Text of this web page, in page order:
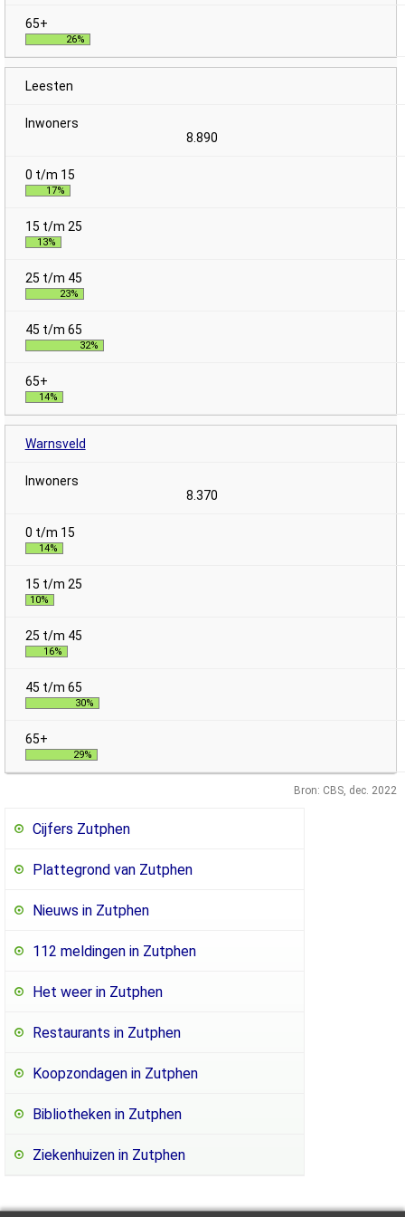
26%
Leesten
8.890
17%
13%
23%
32%
14%
Warnsveld
8.370
14%
10%
16%
30%
29%
Bron: CBS, dec. 2022
Cijfers Zutphen
Plattegrond van Zutphen
Nieuws in Zutphen
112 meldingen in Zutphen
Het weer in Zutphen
Restaurants in Zutphen
Koopzondagen in Zutphen
Bibliotheken in Zutphen
Ziekenhuizen in Zutphen